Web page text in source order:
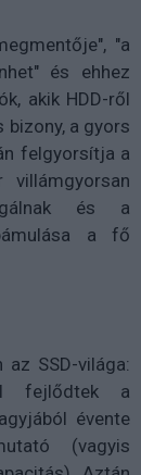
"a
és ehhez
akik HDD-ről
bizony, a gyors
felgyorsítja a
villámgyorsan
és a
a fő
SSD-világa:
fejlődtek a
évente
(vagyis